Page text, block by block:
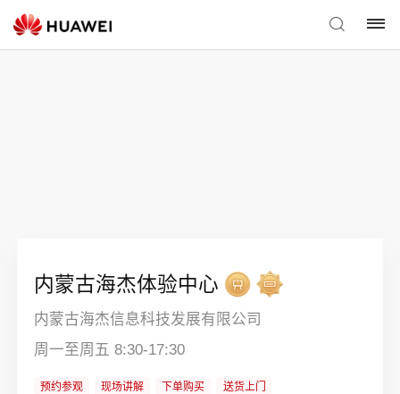
内蒙古海杰体验中心
内蒙古海杰信息科技发展有限公司
周一至周五 8:30-17:30
预约参观 现场讲解 下单购买 送货上门